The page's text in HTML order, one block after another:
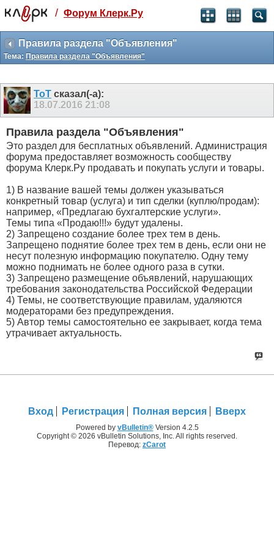
Святые угодники, Клерк без рекламы
прекрасен:)
месяц
3 месяца
259 ₽
-10%
499 ₽
-15%
Отмена Оплатить
/ Форум Клерк.Ру
Правила раздела "Объявления"
Тема: Правила раздела "Объявления"
ToT сказал(-а):
18.07.2016 21:08
Правила раздела "Объявления"
Это раздел для бесплатных объявлений. Администрация
форума предоставляет возможность сообществу
форума Клерк.Ру продавать и покупать услуги и товары.
1) В название вашей темы должен указываться
конкретный товар (услуга) и тип сделки (куплю/продам):
например, «Предлагаю бухгалтерские услуги».
Темы типа «Продаю!!!» будут удалены.
2) Запрещено создание более трех тем в день.
Запрещено поднятие более трех тем в день, если они не
несут полезную информацию покупателю. Одну тему
можно поднимать не более одного раза в сутки.
3) Запрещено размещение объявлений, нарушающих
требования законодательства Российской Федерации
4) Темы, не соответствующие правилам, удаляются
модераторами без предупреждения.
5) Автор темы самостоятельно ее закрывает, когда тема
утрачивает актуальность.
Вход Регистрация Полная версия Вверх
Powered by vBulletin®Version 4.2.5
Copyright © 2026 vBulletin Solutions, Inc. All rights reserved.
Перевод: zCarot